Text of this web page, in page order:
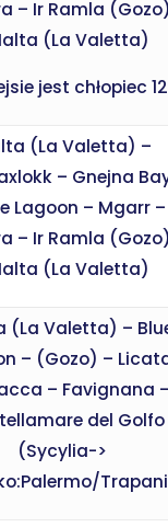
– Ir Ramla
(La Valetta)
jest chłopiec
(La Valetta) –
– Gnejna
Lagoon – Mgarr –
– Ir Ramla
(La Valetta)
(La Valetta) –
– (Gozo) –
– Favignana
del Golfo
(Sycylia->